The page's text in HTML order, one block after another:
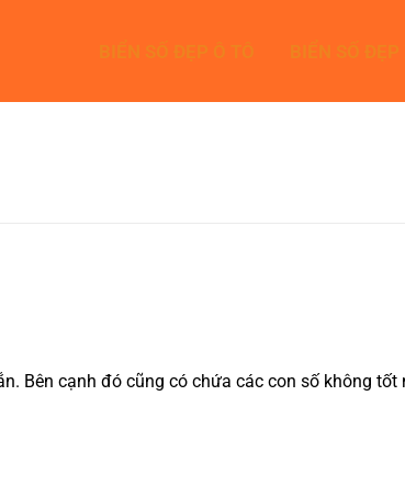
Bên cạnh đó cũng có chứa các con số không